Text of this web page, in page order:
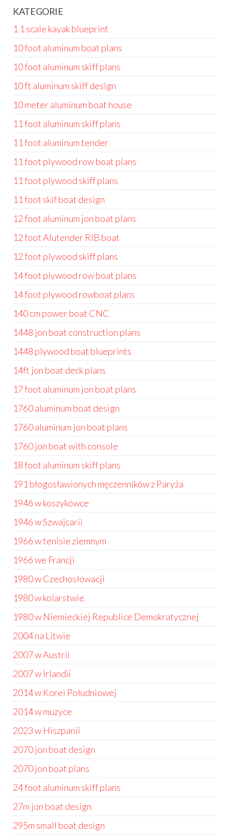
KATEGORIE
1 1 scale kayak blueprint
10 foot aluminum boat plans
10 foot aluminum skiff plans
10 ft aluminum skiff design
10 meter aluminum boat house
11 foot aluminum skiff plans
11 foot aluminum tender
11 foot plywood row boat plans
11 foot plywood skiff plans
11 foot skif boat design
12 foot aluminum jon boat plans
12 foot Alutender RIB boat
12 foot plywood skiff plans
14 foot plywood row boat plans
14 foot plywood rowboat plans
140 cm power boat CNC
1448 jon boat construction plans
1448 plywood boat blueprints
14ft jon boat deck plans
17 foot aluminum jon boat plans
1760 aluminum boat design
1760 aluminum jon boat plans
1760 jon boat with console
18 foot aluminum skiff plans
191 błogosławionych męczenników z Paryża
1946 w koszykówce
1946 w Szwajcarii
1966 w tenisie ziemnym
1966 we Francji
1980 w Czechosłowacji
1980 w kolarstwie
1980 w Niemieckiej Republice Demokratycznej
2004 na Litwie
2007 w Austrii
2007 w Irlandii
2014 w Korei Południowej
2014 w muzyce
2023 w Hiszpanii
2070 jon boat design
2070 jon boat plans
24 foot aluminum skiff plans
27m jon boat design
295m small boat design